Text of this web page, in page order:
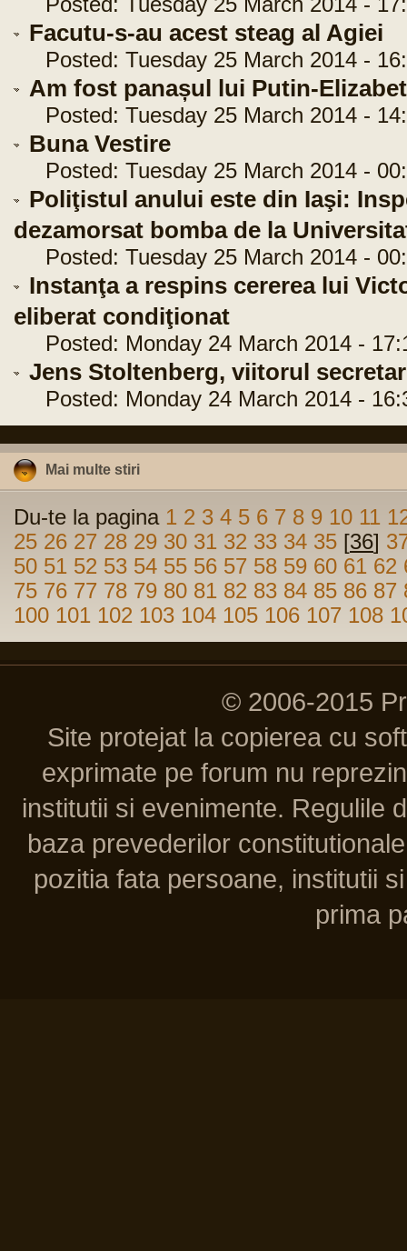
Facutu-s-au acest steag al Agiei
Posted: Tuesday 25 March 2014 -
Am fost panașul lui Putin-
Posted: Tuesday 25 March 2014 -
Buna Vestire
Posted: Tuesday 25 March 2014 -
Poliţistul anului este din Iaşi:
dezamorsat bomba de la
Posted: Tuesday 25 March 2014 -
Instanţa a respins cererea lui
eliberat condiţionat
Posted: Monday 24 March 2014 -
Jens Stoltenberg, viitorul
Posted: Monday 24 March 2014 -
Mai multe stiri
Du-te la pagina 1 2 3 4 5 6 7 8 9 10 11
25 26 27 28 29 30 31 32 33 34 35 [36]
50 51 52 53 54 55 56 57 58 59 60 61 62
75 76 77 78 79 80 81 82 83 84 85 86 87
100 101 102 103 104 105 106 107 108
© 2006-2015
Site protejat la copierea cu
exprimate pe forum nu
institutii si evenimente. Regulile
baza prevederilor
pozitia fata persoane, institutii
prima